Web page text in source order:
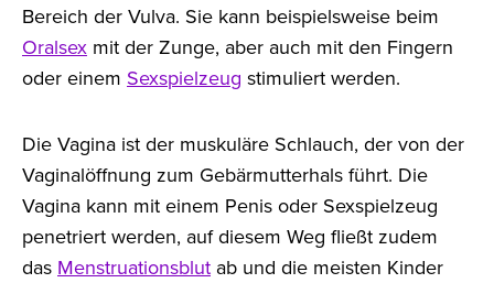
Bereich der Vulva. Sie kann beispielsweise beim
Oralsex mit der Zunge, aber auch mit den Fingern
oder einem Sexspielzeug stimuliert werden.
Die Vagina ist der muskuläre Schlauch, der von der
Vaginalöffnung zum Gebärmutterhals führt. Die
Vagina kann mit einem Penis oder Sexspielzeug
penetriert werden, auf diesem Weg fließt zudem
das Menstruationsblut ab und die meisten Kinder